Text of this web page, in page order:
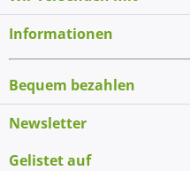
Informationen
Bequem bezahlen
Newsletter
Gelistet auf